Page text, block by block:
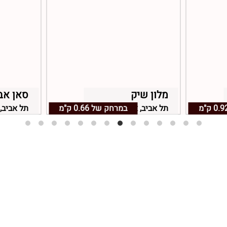
סאן
תל
מלון שיק
תל אביב, אזור תל אביב
במרחק של0.66 ק"מ ק"מ